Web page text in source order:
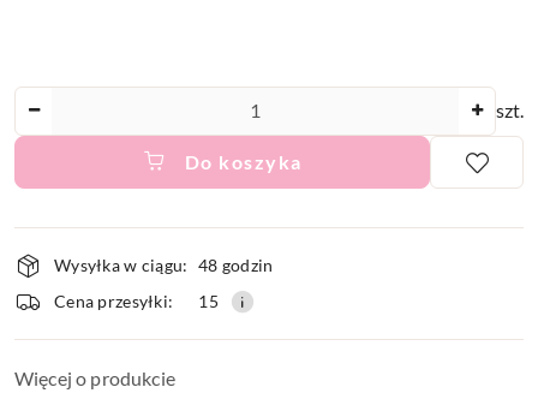
szt.
Do koszyka
i
dostawa
Wysyłka w ciągu: 48 godzin
Cena przesyłki:
15
Więcej o produkcie